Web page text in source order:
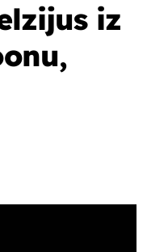
iz